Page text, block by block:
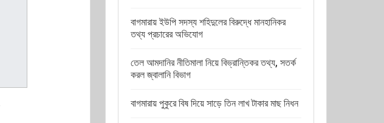
বাগমারায় ইউপি সদস্য শহিদুলের বিরুদ্ধে মানহানিকর
তথ্য প্রচারের অভিযোগ
তেল আমদানির নীতিমালা নিয়ে বিভ্রান্তিকর তথ্য, সতর্ক
করল জ্বালানি বিভাগ
বাগমারায় পুকুরে বিষ দিয়ে সাড়ে তিন লাখ টাকার মাছ নিধন